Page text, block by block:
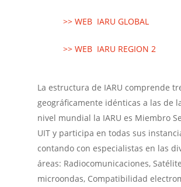
>> WEB IARU GLOBAL
>> WEB IARU REGION 2
La estructura de IARU comprende
geográficamente idénticas a las de
nivel mundial la IARU es Miembro
UIT y participa en todas sus
contando con especialistas en las
áreas: Radiocomunicaciones,
microondas, Compatibilidad